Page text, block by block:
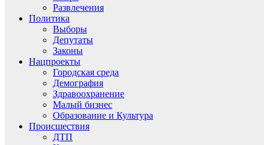
Развлечения
Политика
Выборы
Депутаты
Законы
Нацпроекты
Городская среда
Демография
Здравоохранение
Малый бизнес
Образование и Культура
Происшествия
ДТП